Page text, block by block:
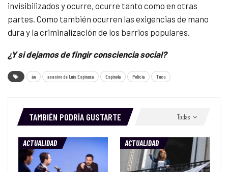
invisibilizados y ocurre, ocurre tanto como en otras
partes. Como también ocurren las exigencias de mano
dura y la criminalización de los barrios populares.
¿Y si dejamos de fingir consciencia social?
án asesino de Luis Espinoza Espinola Policía Tucu
Todas
TAMBIÉN PODRÍA GUSTARTE
ACTUALIDAD ACTUALIDAD